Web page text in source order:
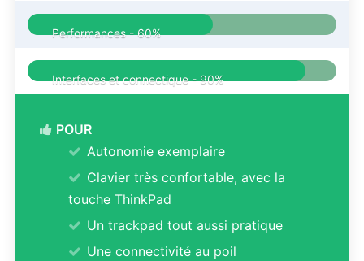
Performances -60%
Interfaces et connectique -90%
POUR
Autonomie exemplaire
Clavier très confortable, avec la
touche ThinkPad
Un trackpad tout aussi pratique
Une connectivité au poil